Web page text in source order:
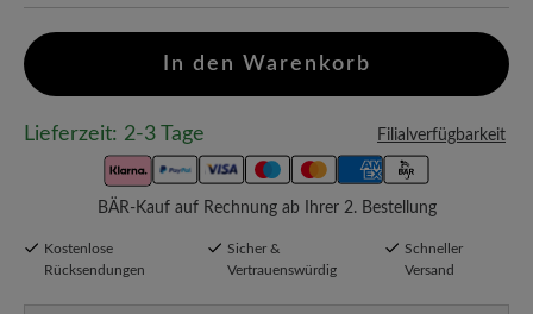
In den Warenkorb
Lieferzeit: 2-3 Tage Filialverfügbarkeit
BÄR-Kauf auf Rechnung ab Ihrer 2. Bestellung
Kostenlose
Rücksendungen
Sicher &
Vertrauenswürdig
Schneller
Versand